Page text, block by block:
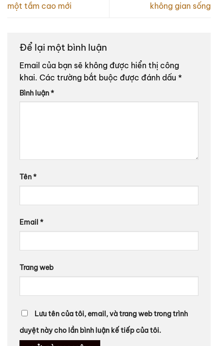
một tầm cao mới
không gian sống
Để lại một bình luận
Email của bạn sẽ không được hiển thị công
khai. Các trường bắt buộc được đánh dấu *
Bình luận*
Tên*
Email *
Trang web
Lưu tên của tôi, email, và trang web trong trình
duyệt này cho lần bình luận kế tiếp của tôi.